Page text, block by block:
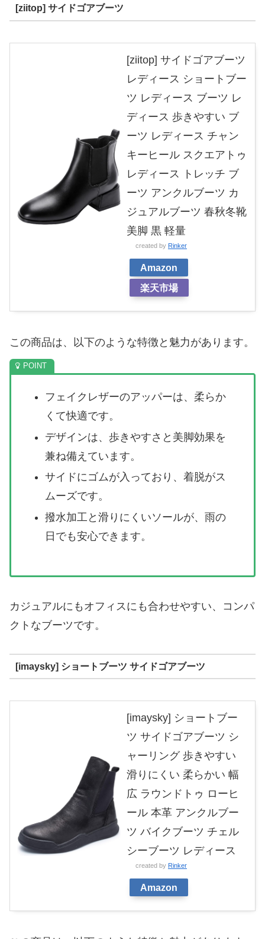
[ziitop] サイドゴアブーツ
[ziitop] サイドゴアブーツ
レディース ショートブー
ツ レディース ブーツ レ
ディース 歩きやすい ブ
ーツ レディース チャン
キーヒール スクエアトゥ
レディース トレッチ ブ
ーツ アンクルブーツ カ
ジュアルブーツ 春秋冬靴
美脚 黒 軽量
created by Rinker
Amazon
楽天市場
この商品は、以下のような特徴と魅力があります。
フェイクレザーのアッパーは、柔らか
くて快適です。
デザインは、歩きやすさと美脚効果を
兼ね備えています。
サイドにゴムが入っており、着脱がス
ムーズです。
撥水加工と滑りにくいソールが、雨の
日でも安心できます。
カジュアルにもオフィスにも合わせやすい、コンパ
クトなブーツです。
[imaysky] ショートブーツ サイドゴアブーツ
[imaysky] ショートブー
ツ サイドゴアブーツ シ
ャーリング 歩きやすい
滑りにくい 柔らかい 幅
広 ラウンドトゥ ローヒ
ール 本革 アンクルブー
ツ バイクブーツ チェル
シーブーツ レディース
created by Rinker
Amazon